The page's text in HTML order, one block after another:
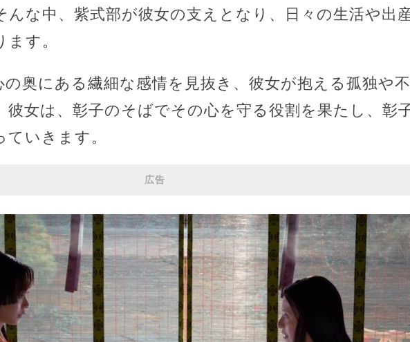
んな中、紫式部が彼女の支えとなり、日々の生活や出
す。
奥にある繊細な感情を見抜き、彼女が抱える孤独や
彼女は、彰子のそばでその心を守る役割を果たし、彰
いきます。
広告